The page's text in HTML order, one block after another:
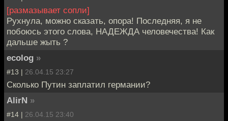
[размазывает сопли]
Рухнула, можно сказать, опора! Последняя, я не
побоюсь этого слова, НАДЕЖДА человечества! Как
дальше жыть ?
ecolog »
#13 | 26.04.15 23:27
Сколько Путин заплатил германии?
AlirN »
#14 | 26.04.15 23:40